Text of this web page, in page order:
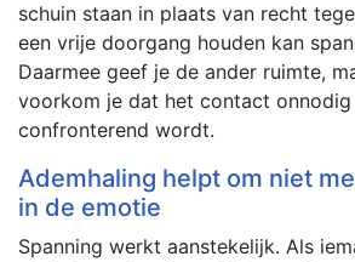
schuin staan in plaats van recht
een vrije doorgang houden kan
Daarmee geef je de ander ruimte,
voorkom je dat het contact
confronterend wordt.
Ademhaling helpt om niet
in de emotie
Spanning werkt aanstekelijk. Als